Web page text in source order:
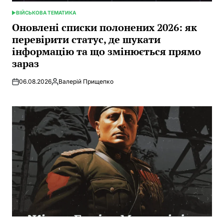
POSTED
IN
ВІЙСЬКОВА ТЕМАТИКА
Оновлені списки полонених 2026: як
перевірити статус, де шукати
інформацію та що змінюється прямо
зараз
06.08.2026Posted
Валерій Прищепко